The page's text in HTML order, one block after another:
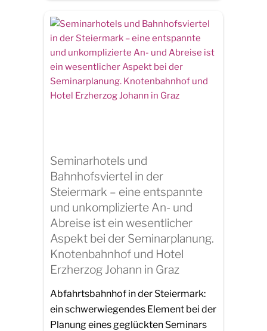
Seminarhotels und
Bahnhofsviertel in der
Steiermark – eine entspannte
und unkomplizierte An- und
Abreise ist ein wesentlicher
Aspekt bei der Seminarplanung.
Knotenbahnhof und Hotel
Erzherzog Johann in Graz
Abfahrtsbahnhof in der Steiermark:
ein schwerwiegendes Element bei der
Planung eines geglückten Seminars